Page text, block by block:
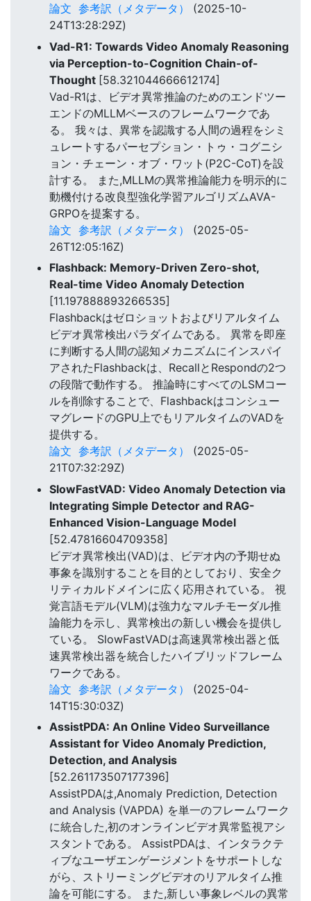
論文 参考訳（メタデータ）
(2025-10-
24T13:28:29Z)
Vad-R1: Towards Video Anomaly Reasoning
via Perception-to-Cognition Chain-of-
Thought [58.321044666612174]
Vad-R1は、ビデオ異常推論のためのエンドツー
エンドのMLLMベースのフレームワークであ
る。 我々は、異常を認識する人間の過程をシミ
ュレートするパーセプション・トゥ・コグニシ
ョン・チェーン・オブ・ワット(P2C-CoT)を設
計する。 また,MLLMの異常推論能力を明示的に
動機付ける改良型強化学習アルゴリズムAVA-
GRPOを提案する。
論文 参考訳（メタデータ）
(2025-05-
26T12:05:16Z)
Flashback: Memory-Driven Zero-shot,
Real-time Video Anomaly Detection
[11.197888893266535]
Flashbackはゼロショットおよびリアルタイム
ビデオ異常検出パラダイムである。 異常を即座
に判断する人間の認知メカニズムにインスパイ
アされたFlashbackは、RecallとRespondの2つ
の段階で動作する。 推論時にすべてのLSMコー
ルを削除することで、Flashbackはコンシュー
マグレードのGPU上でもリアルタイムのVADを
提供する。
論文 参考訳（メタデータ）
(2025-05-
21T07:32:29Z)
SlowFastVAD: Video Anomaly Detection via
Integrating Simple Detector and RAG-
Enhanced Vision-Language Model
[52.47816604709358]
ビデオ異常検出(VAD)は、ビデオ内の予期せぬ
事象を識別することを目的としており、安全ク
リティカルドメインに広く応用されている。 視
覚言語モデル(VLM)は強力なマルチモーダル推
論能力を示し、異常検出の新しい機会を提供し
ている。 SlowFastVADは高速異常検出器と低
速異常検出器を統合したハイブリッドフレーム
ワークである。
論文 参考訳（メタデータ）
(2025-04-
14T15:30:03Z)
AssistPDA: An Online Video Surveillance
Assistant for Video Anomaly Prediction,
Detection, and Analysis
[52.261173507177396]
AssistPDAは,Anomaly Prediction, Detection
and Analysis (VAPDA) を単一のフレームワーク
に統合した,初のオンラインビデオ異常監視アシ
スタントである。 AssistPDAは、インタラクテ
ィブなユーザエンゲージメントをサポートしな
がら、ストリーミングビデオのリアルタイム推
論を可能にする。 また,新しい事象レベルの異常